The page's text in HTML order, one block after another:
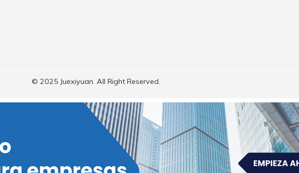
© 2025 Juexiyuan. All Right Reserved.